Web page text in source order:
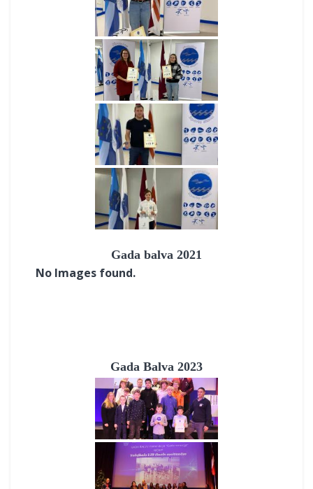
Gada balva 2021
No Images found.
Gada Balva 2023